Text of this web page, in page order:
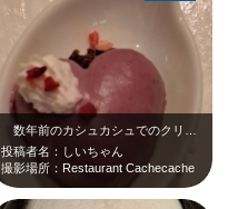
投稿者名：しいちゃん
撮影場所：Restaurant Cachecache